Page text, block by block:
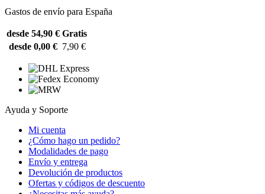
Gastos de envío para España
desde 54,90 € Gratis
desde 0,00 € 7,90 €
Ayuda y Soporte
Mi cuenta
¿Cómo hago un pedido?
Modalidades de pago
Envío y entrega
Devolución de productos
Ofertas y códigos de descuento